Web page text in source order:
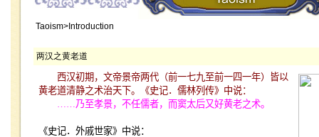
Taoism>Introduction
两汉之黄老道
西汉初期，文帝景帝两代（前一七九至前一四一年）皆以
黄老道清静之术治天下。《史记．儒林列传》中说：
……乃至孝景，不任儒者，而窦太后又好黄老之术。
《史记．外戚世家》中说：